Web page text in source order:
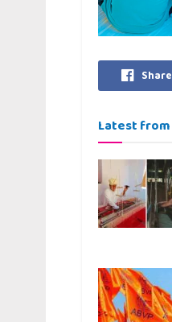
Share
Latest from